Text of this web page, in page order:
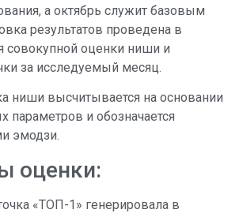
а октябрь служит базовым
результатов проведена в
совокупной оценки ниши и
за исследуемый месяц.
ниши высчитывается на основании
параметров и обозначается
эмодзи.
оценки:
«ТОП-1» генерировала в